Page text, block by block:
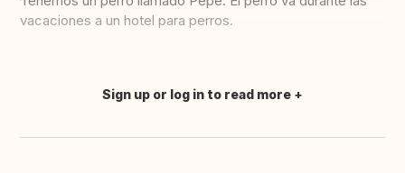
vacaciones a un hotel para perros.
Translate this
Sign up or log in to read more